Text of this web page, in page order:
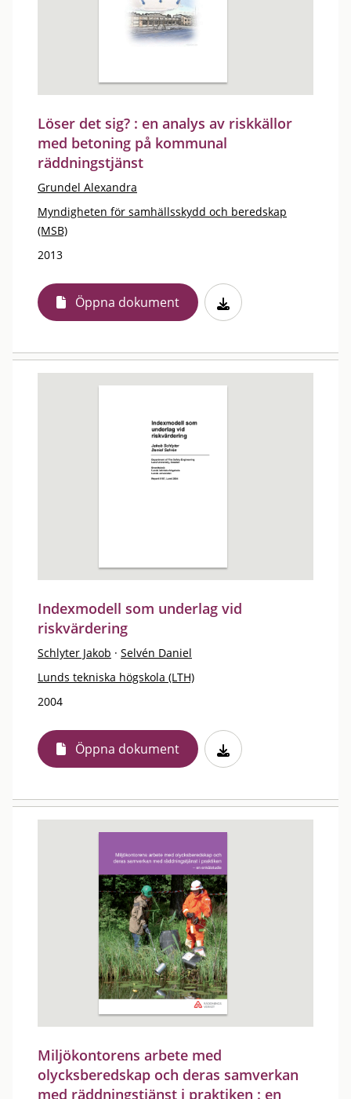
Löser det sig? : en analys av riskkällor
med betoning på kommunal
räddningstjänst
Grundel Alexandra
Myndigheten för samhällsskydd och beredskap
(MSB)
2013
Öppna dokument
Indexmodell som underlag vid
riskvärdering
Schlyter Jakob · Selvén Daniel
Lunds tekniska högskola (LTH)
2004
Öppna dokument
Miljökontorens arbete med
olycksberedskap och deras samverkan
med räddningstjänst i praktiken : en